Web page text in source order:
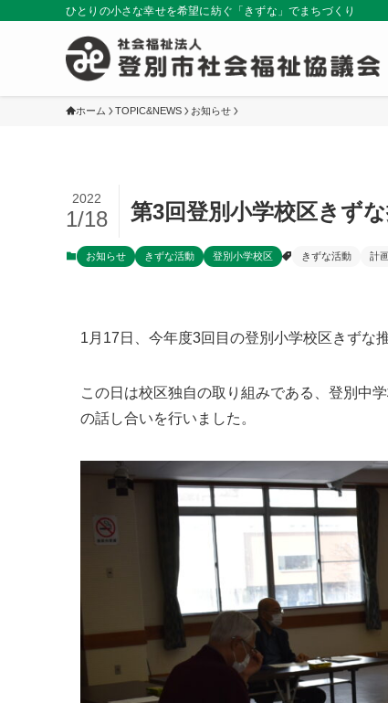
ひとりの小さな幸せを希望に紡ぐ「きずな」でまちづくり
ホーム TOPIC&NEWS お知らせ
第3回登別小学校区きず
2022
1/18
お知らせ きずな活動 登別小学校区 きずな活動 計
1月17日、今年度3回目の登別小学校区きずな
この日は校区独自の取り組みである、登別中
の話し合いを行いました。